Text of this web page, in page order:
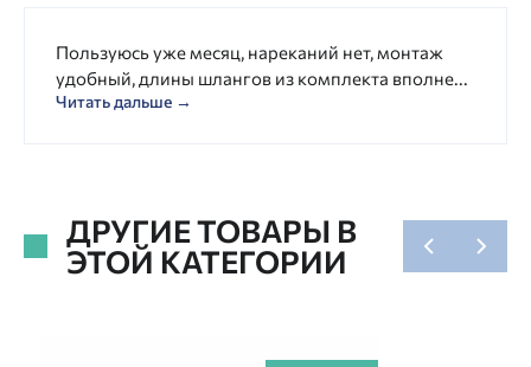
Пользуюсь уже месяц, нареканий нет, монтаж
удобный, длины шлангов из комплекта вполне...
Читать дальше →
ДРУГИЕ ТОВАРЫ В
ЭТОЙ КАТЕГОРИИ